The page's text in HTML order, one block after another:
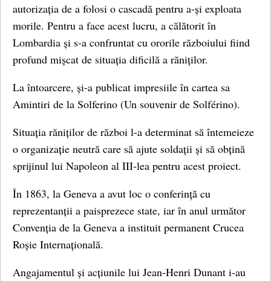
autorizația de a folosi o cascadă pentru a-și exploata
morile. Pentru a face acest lucru, a călătorit în
Lombardia și s-a confruntat cu ororile războiului fiind
profund mișcat de situația dificilă a răniților.
La întoarcere, și-a publicat impresiile în cartea sa
Amintiri de la Solferino (Un souvenir de Solférino).
Situația răniților de război l-a determinat să întemeieze
o organizație neutră care să ajute soldații și să obțină
sprijinul lui Napoleon al III-lea pentru acest proiect.
În 1863, la Geneva a avut loc o conferință cu
reprezentanții a paisprezece state, iar în anul următor
Convenția de la Geneva a instituit permanent Crucea
Roșie Internațională.
Angajamentul și acțiunile lui Jean-Henri Dunant i-au